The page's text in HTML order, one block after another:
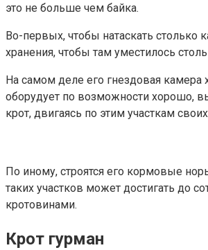
это не больше чем байка.
Во-первых, чтобы натаскать
хранения, чтобы там уместилось
На самом деле его гнездовая камера
оборудует по возможности хорошо,
крот, двигаясь по этим участкам
По иному, строятся его кормовые
таких участков может достигать до
кротовинами.
Крот гурман